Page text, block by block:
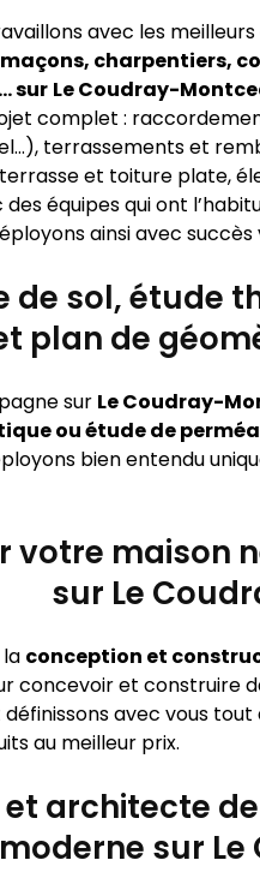
avec les
charpentiers,
sur Le Coudray-
complet :
terrassements et
et toiture plate,
équipes qui ont
ainsi avec
de sol, étude
plan de
sur Le Coudray-
ou étude de
bien entendu
maison
sur Le
conception et
concevoir et construire
avec vous
au meilleur prix.
architecte
sur Le